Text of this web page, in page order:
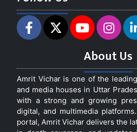
About Us
Amrit Vichar is one of the
and media houses in Uttar
with a strong and growing
digital, and multimedia
portal, Amrit Vichar delivers the